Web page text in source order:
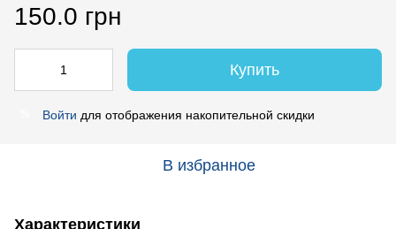
150.0 грн
Купить
Войти для отображения накопительной скидки
В избранное
Характеристики